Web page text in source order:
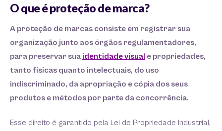
O que é proteção de marca?
A proteção de marcas consiste em registrar sua
organização junto aos órgãos regulamentadores,
para preservar sua identidade visual e propriedades,
tanto físicas quanto intelectuais, do uso
indiscriminado, da apropriação e cópia dos seus
produtos e métodos por parte da concorrência.
Esse direito é garantido pela Lei de Propriedade Industrial,